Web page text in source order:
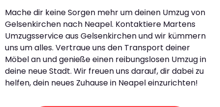
Mache dir keine Sorgen mehr um deinen Umzug von
Gelsenkirchen nach Neapel. Kontaktiere Martens
Umzugsservice aus Gelsenkirchen und wir kümmern
uns um alles. Vertraue uns den Transport deiner
Möbel an und genieße einen reibungslosen Umzug in
deine neue Stadt. Wir freuen uns darauf, dir dabei zu
helfen, dein neues Zuhause in Neapel einzurichten!